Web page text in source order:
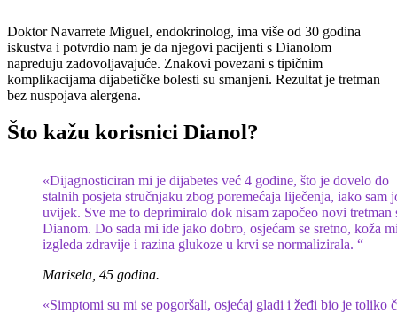
Doktor Navarrete Miguel, endokrinolog, ima više od 30 godina
iskustva i potvrdio nam je da njegovi pacijenti s Dianolom
napreduju zadovoljavajuće. Znakovi povezani s tipičnim
komplikacijama dijabetičke bolesti su smanjeni. Rezultat je tretman
bez nuspojava alergena.
Što kažu korisnici Dianol?
«Dijagnosticiran mi je dijabetes već 4 godine, što je dovelo do
stalnih posjeta stručnjaku zbog poremećaja liječenja, iako sam
uvijek. Sve me to deprimiralo dok nisam započeo novi tretman
Dianom. Do sada mi ide jako dobro, osjećam se sretno, koža
izgleda zdravije i razina glukoze u krvi se normalizirala. “
Marisela, 45 godina.
«Simptomi su mi se pogoršali, osjećaj gladi i žeđi bio je toliko